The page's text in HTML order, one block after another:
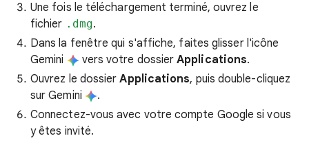
Une fois le téléchargement terminé, ouvrez le
fichier .dmg.
Dans la fenêtre qui s'affiche, faites glisser l'icône
Gemini
vers votre dossierApplications.
Ouvrez le dossierApplications, puis double-cliquez
sur Gemini
.
Connectez-vous avec votre compte Google si vous
y êtes invité.